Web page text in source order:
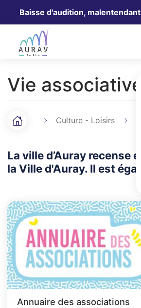
Baisse d'audition,
Ville Auray
Vie associative
F
i
l
'
A
r
i
a
Accueil Culture - Loisirs
La ville d’Auray
la Ville d'Auray. Il est
Annuaire des associations